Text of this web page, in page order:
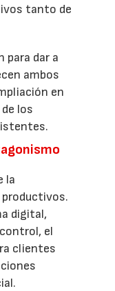
tanto de
para dar a
ambos
en
los
la
digital,
el
clientes